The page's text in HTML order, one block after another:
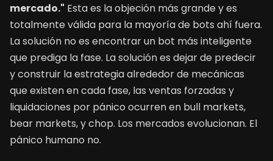
mercado." Esta es la objeción más grande y es
totalmente válida para la mayoría de bots ahí fuera.
La solución no es encontrar un bot más inteligente
que prediga la fase. La solución es dejar de predecir
y construir la estrategia alrededor de mecánicas
que existen en cada fase, las ventas forzadas y
liquidaciones por pánico ocurren en bull markets,
bear markets, y chop. Los mercados evolucionan. El
pánico humano no.